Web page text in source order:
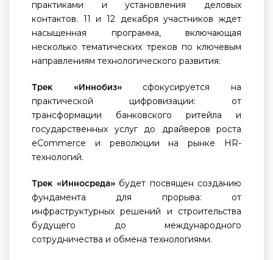
практиками и установления деловых
контактов. 11 и 12 декабря участников ждет
насыщенная программа, включающая
несколько тематических треков по ключевым
направлениям технологического развития:
Трек «Иннобиз»сфокусируется на
практической цифровизации: от
трансформации банковского ритейла и
государственных услуг до драйверов роста
eCommerce и революции на рынке HR-
технологий.
Трек «Инносреда»будет посвящен созданию
фундамента для прорыва: от
инфраструктурных решений и строительства
будущего до международного
сотрудничества и обмена технологиями.